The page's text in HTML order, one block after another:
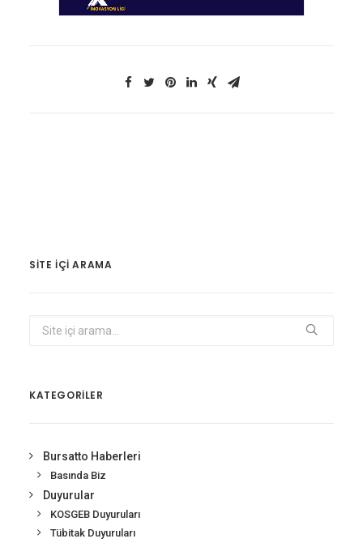
SITE IÇI ARAMA
KATEGORİLER
Bursatto Haberleri
Basında Biz
Duyurular
KOSGEB Duyuruları
Tübitak Duyuruları